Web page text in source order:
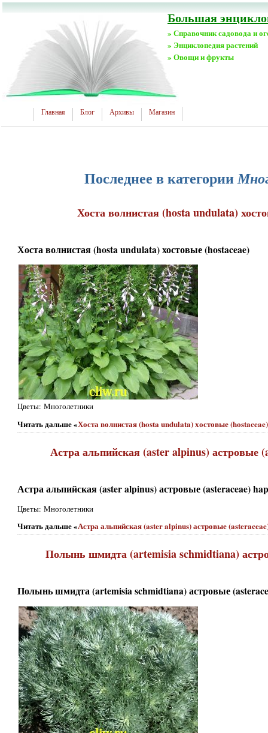
Большая
» Справочник садовода и
» Энциклопедия растений
» Овощи и фрукты
Главная Блог Архивы Магазин
Последнее в категории
Хоста волнистая (hosta undulata)
Хоста волнистая (hosta undulata) хостовые (hostaceae)
Цветы: Многолетники
Читать дальше «Хоста волнистая (hosta undulata) хостовые
Астра альпийская (aster alpinus) астровые
Астра альпийская (aster alpinus) астровые (asteraceae)
Цветы: Многолетники
Читать дальше «Астра альпийская (aster alpinus) астровые
Полынь шмидта (artemisia schmidtiana)
Полынь шмидта (artemisia schmidtiana) астровые